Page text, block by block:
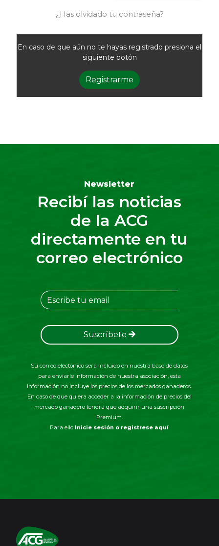
¿Has olvidado tu contraseña?
En caso de que aún no te hayas registrado presiona el
siguiente botón
Registrarme
Newsletter
Recibí las noticias
de la ACG
directamente en tu
correo electrónico
Suscríbete
Su correo electónico será incluido en nuestra base de datos
para enviarle información de nuestra asociación, esta
información no incluye los precios de los mercados ganaderos.
En caso de que quiera acceder a la información de precios del
mercado ganadero tendrá que adquirir una suscripción
Premium.
Para ello Inicie sesión o registrese aquí